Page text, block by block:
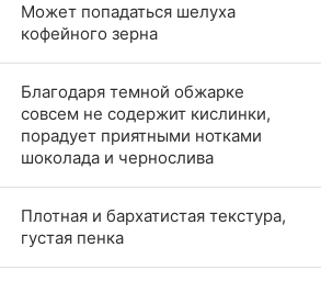
Может попадаться шелуха
кофейного зерна
Благодаря темной обжарке
совсем не содержит кислинки,
порадует приятными нотками
шоколада и чернослива
Плотная и бархатистая текстура,
густая пенка